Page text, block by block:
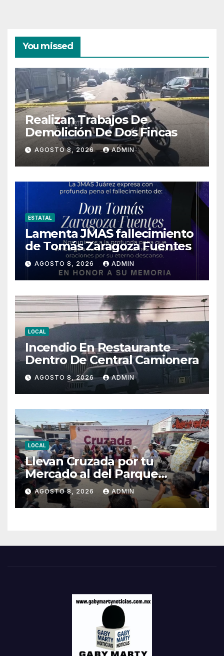
You missed
Realizan Trabajos De
Demolición De Dos Fincas
AGOSTO 8, 2026 ADMIN
ESTATAL
Lamenta JMAS fallecimiento
de Tomás Zaragoza Fuentes
AGOSTO 8, 2026 ADMIN
LOCAL
Incendio En Restaurante
Dentro De Central Camionera
AGOSTO 8, 2026 ADMIN
LOCAL
Llevan Cruzada por tu
Mercado al del Parque
Hidalgo
AGOSTO 8, 2026 ADMIN